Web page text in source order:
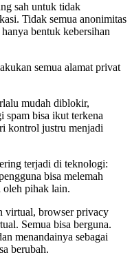
sah untuk tidak
Tidak semua anonimitas
bentuk kebersihan
semua alamat privat
mudah diblokir,
spam bisa ikut terkena
kontrol justru menjadi
terjadi di teknologi:
bisa melemah
oleh pihak lain.
virtual, browser privacy
Semua bisa berguna.
menandainya sebagai
berubah.